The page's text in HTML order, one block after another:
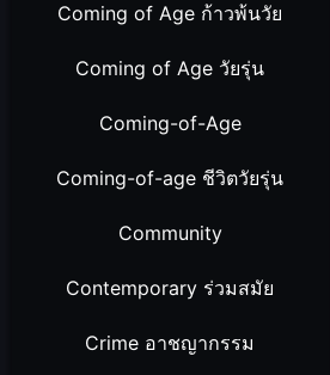
Coming of Age ก้าวพ้นวัย
Coming of Age วัยรุ่น
Coming-of-Age
Coming-of-age ชีวิตวัยรุ่น
Community
Contemporary ร่วมสมัย
Crime อาชญากรรม